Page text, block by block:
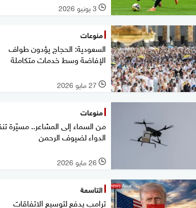
l 3 يونيو 2026
منوعات
السعودية: الحجاج يؤدون طواف
الإفاضة وسط خدمات متكاملة
l 27 مايو 2026
منوعات
من السماء إلى المشاعر.. مسيّرة
الدواء لضيوف الرحمن
l 26 مايو 2026
التاسعة
ترامب يدفع لتوسيع الاتفاقات